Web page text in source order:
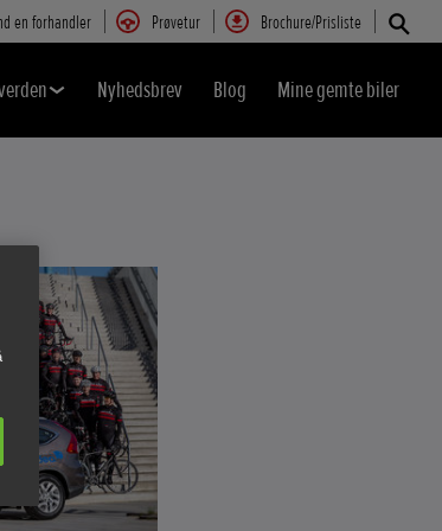
en forhandler Prøvetur Brochure/Prisliste
Nyhedsbrev Blog Mine gemte biler